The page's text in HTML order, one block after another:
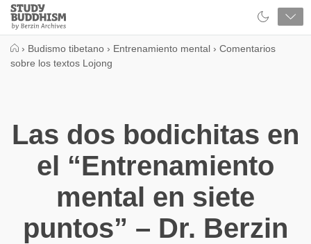
Close
Study
Buddhism
› Budismo tibetano › Entrenamiento mental › Comentarios
sobre los textos Lojong
Las dos bodichitas en
el “Entrenamiento
mental en siete
puntos” – Dr. Berzin